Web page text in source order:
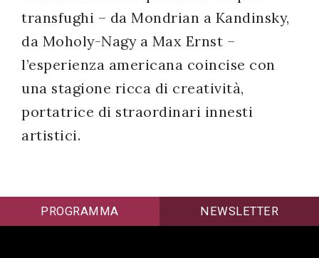
transfughi – da Mondrian a Kandinsky,
da Moholy-Nagy a Max Ernst –
l’esperienza americana coincise con
una stagione ricca di creatività,
portatrice di straordinari innesti
artistici.
PROGRAMMA NEWSLETTER